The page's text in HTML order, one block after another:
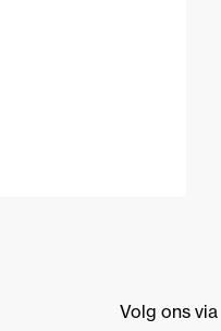
Volg ons via